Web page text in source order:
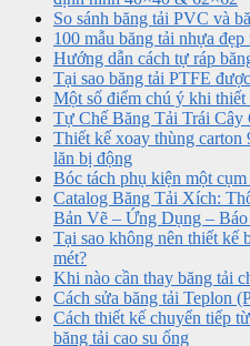
So sánh băng tải PVC và
100 mẫu băng tải nhựa
Hướng dẫn cách tự ráp
Tại sao băng tải PTFE
Một số điểm chú ý khi thiết
Tự Chế Băng Tải Trái
Thiết kế xoay thùng carton
lăn bị động
Bóc tách phụ kiện một
Catalog Băng Tải Xích:
Bản Vẽ – Ứng Dụng –
Tại sao không nên thiết kế
mét?
Khi nào cần thay băng tải
Cách sửa băng tải Teplon
Cách thiết kế chuyển tiếp
băng tải cao su ống